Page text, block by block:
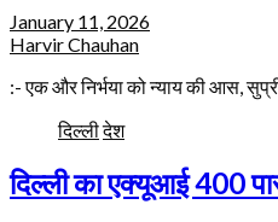
January 11, 2026
Harvir Chauhan
:- एक और निर्भया को न्याय की आस,
दिल्लीदेश
दिल्ली का एक्यूआई 400